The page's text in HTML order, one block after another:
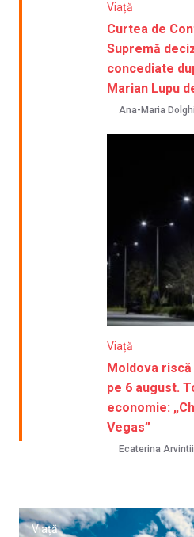
Viață
Curtea de
Supremă
concediate
Marian Lupu
Ana-Maria
Viață
Moldova
pe 6 august.
economie:
Vegas”
Ecaterina Arvintii
Viață